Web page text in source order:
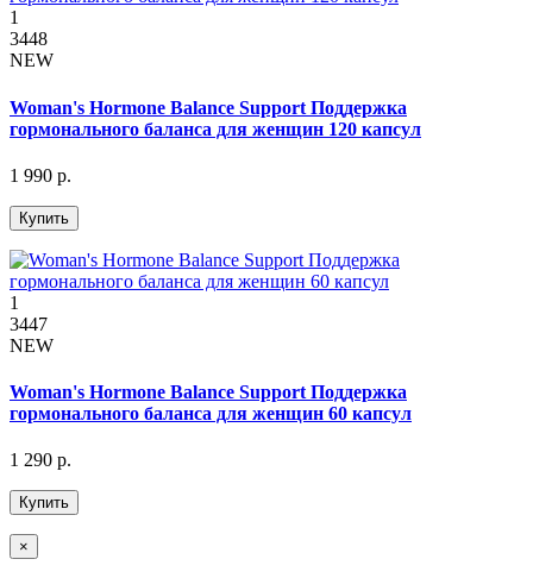
1
3448
NEW
Woman's Hormone Balance Support Поддержка
гормонального баланса для женщин 120 капсул
1 990 р.
Купить
1
3447
NEW
Woman's Hormone Balance Support Поддержка
гормонального баланса для женщин 60 капсул
1 290 р.
Купить
×